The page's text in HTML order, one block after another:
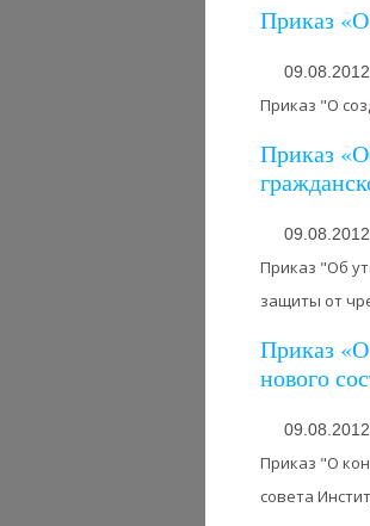
Приказ
09.08.2012
Приказ "О
Приказ
09.08.2012
Приказ "Об
защиты от
Приказ
нового
09.08.2012
Приказ "О
совета